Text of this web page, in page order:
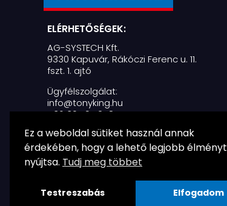
ELÉRHETŐSÉGEK:
AG-SYSTECH Kft.
9330 Kapuvár, Rákóczi Ferenc u. 11.
fszt. 1. ajtó
Ügyfélszolgálat:
info@tonyking.hu
+36 30 797 2487
Nyitvatartás:
H-P: 07:30 - 16:30
© Ag-Systech Kft. | Minden jog fenntartva!
Ez a weboldal sütiket használ annak
érdekében, hogy a lehető legjobb élményt
nyújtsa. Tudj meg többet
Testreszabás Elfogadom